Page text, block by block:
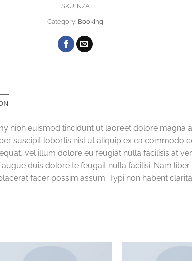
SKU: N/A
Category: Booking
nibh euismod tincidunt ut laoreet dolore magna
suscipit lobortis nisl ut aliquip ex ea commodo
vel illum dolore eu feugiat nulla facilisis at
duis dolore te feugait nulla facilisi. Nam
facer possim assum. Typi non habent